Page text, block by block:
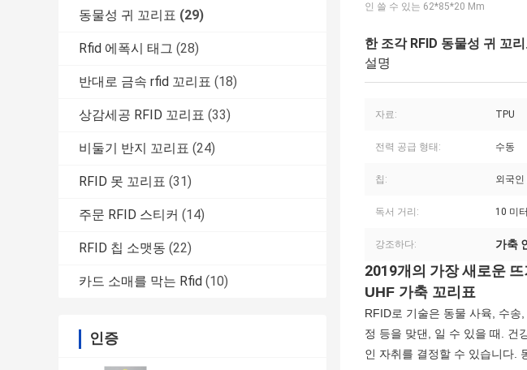
동물성 귀 꼬리표 (29)
Rfid 에폭시 태그 (28)
반대로 금속 rfid 꼬리표 (18)
상감세공 RFID 꼬리표 (33)
비둘기 반지 꼬리표 (24)
RFID 못 꼬리표 (31)
주문 RFID 스티커 (14)
RFID 칩 소맷동 (22)
카드 소매를 막는 Rfid (10)
인증
인 쓸 수 있는 62*85*20 Mm
한 조각 RFID 동물성 귀 꼬
설명
자료: TPU
전력 공급 형태: 수동
칩: 외국인
독서 거리: 10 미
강조하다: 가축
2019개의 가장 새로운
UHF 가축 꼬리표
RFID로 기술은 동물 사육, 수
정 등을 맞댄, 일 수 있을 때. 건
인 자취를 결정할 수 있습니다.